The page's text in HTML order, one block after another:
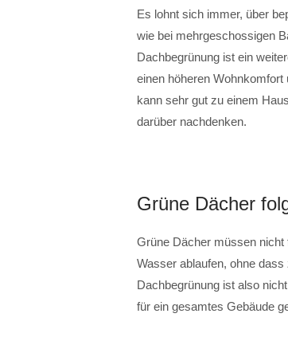
Es lohnt sich immer, über
wie bei mehrgeschossigen
Dachbegrünung ist ein
einen höheren
kann sehr gut zu einem
darüber nachdenken.
Grüne Dächer
Grüne Dächer müssen nicht
Wasser ablaufen, ohne
Dachbegrünung ist also
für ein gesamtes Gebäude